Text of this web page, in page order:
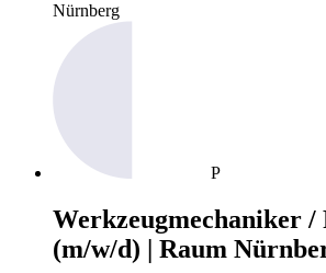
Nürnberg
P
Werkzeugmechaniker /
(m/w/d) | Raum